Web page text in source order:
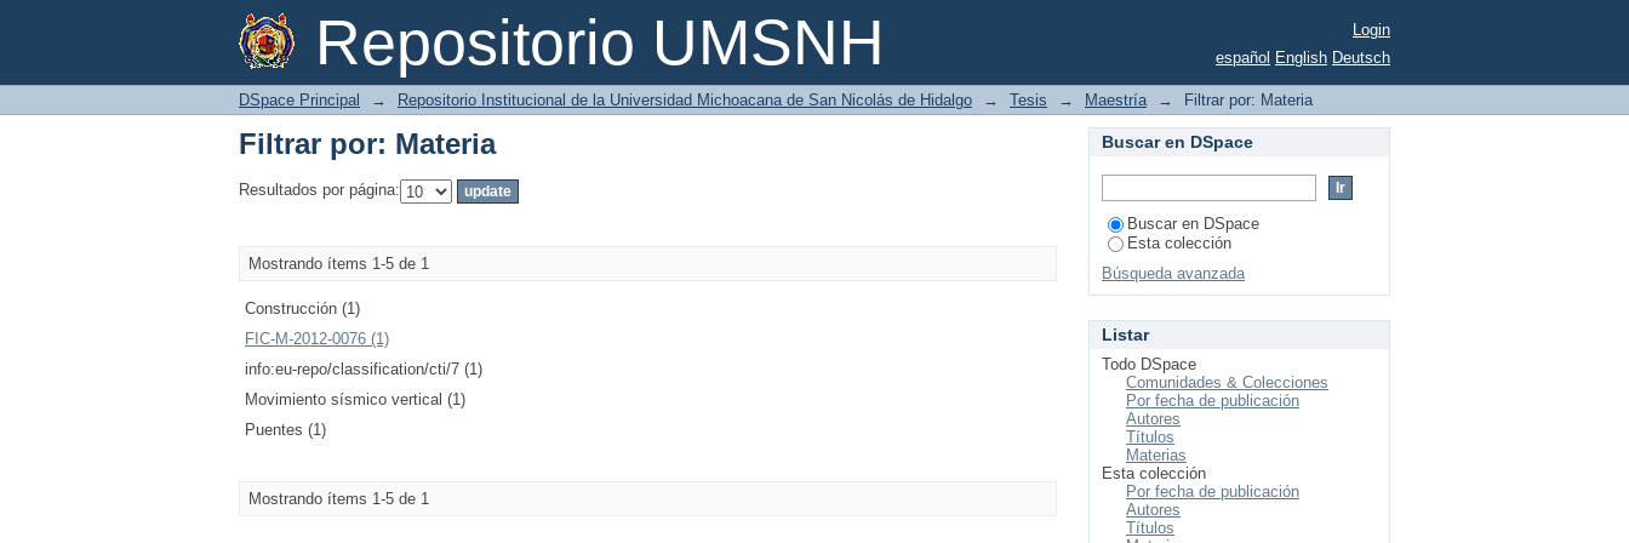
Repositorio UMSNH
Filtrar por: Materia
Login
español English Deutsch
DSpace Principal → Repositorio Institucional de la Universidad Michoacana de San Nicolás de Hidalgo → Tesis → Maestría → Filtrar por: Materia
Filtrar por: Materia
Resultados por página:
Mostrando ítems 1-5 de 1
Construcción (1)
FIC-M-2012-0076 (1)
info:eu-repo/classification/cti/7 (1)
Movimiento sísmico vertical (1)
Puentes (1)
Mostrando ítems 1-5 de 1
Buscar en DSpace
Buscar en DSpace
Esta colección
Búsqueda avanzada
Listar
Todo DSpace
Comunidades & Colecciones
Por fecha de publicación
Autores
Títulos
Materias
Esta colección
Por fecha de publicación
Autores
Títulos